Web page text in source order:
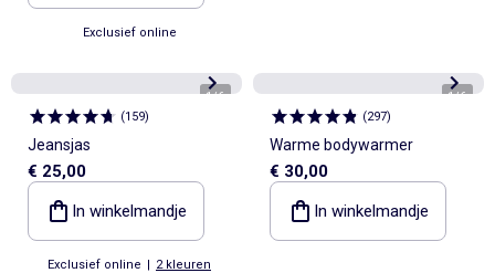
Exclusief online
1/6
(159)
Jeansjas
€ 25,00
In winkelmandje
Exclusief online | 2 kleuren
1/6
(297)
Warme bodywarmer
€ 30,00
In winkelmandje